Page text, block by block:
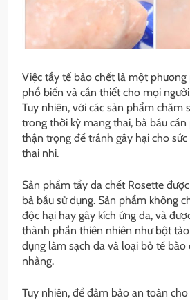
Việc tẩy tế bào chết là một phương
phổ biến và cần thiết cho mọi
Tuy nhiên, với các sản phẩm chăm
trong thời kỳ mang thai, bà bầu cần
thận trọng để tránh gây hại cho
thai nhi.
Sản phẩm tẩy da chết Rosette
bà bầu sử dụng. Sản phẩm không
độc hại hay gây kích ứng da, và
thành phần thiên nhiên như bột
dụng làm sạch da và loại bỏ tế
nhàng.
Tuy nhiên, để đảm bảo an toàn